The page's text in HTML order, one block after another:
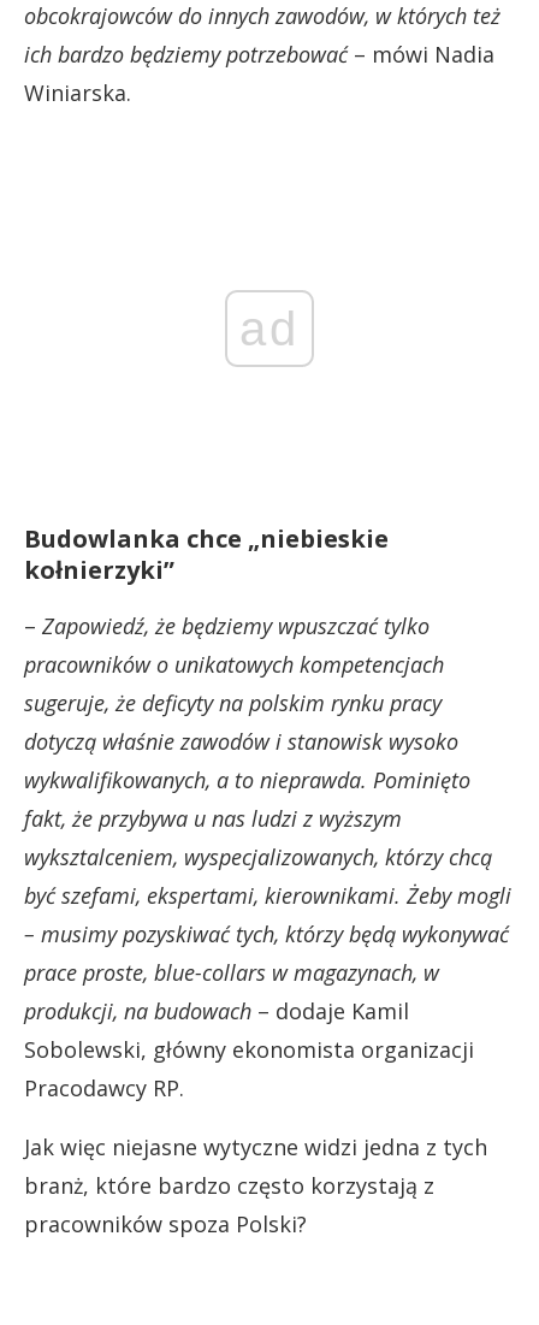
obcokrajowców do innych zawodów, w których też
ich bardzo będziemy potrzebować– mówi Nadia
Winiarska.
ad
Budowlanka chce „niebieskie
kołnierzyki”
– Zapowiedź, że będziemy wpuszczać tylko
pracowników o unikatowych kompetencjach
sugeruje, że deficyty na polskim rynku pracy
dotyczą właśnie zawodów i stanowisk wysoko
wykwalifikowanych, a to nieprawda. Pominięto
fakt, że przybywa u nas ludzi z wyższym
wyksztalceniem, wyspecjalizowanych, którzy chcą
być szefami, ekspertami, kierownikami. Żeby mogli
– musimy pozyskiwać tych, którzy będą wykonywać
prace proste, blue-collars w magazynach, w
produkcji, na budowach – dodaje Kamil
Sobolewski, główny ekonomista organizacji
Pracodawcy RP.
Jak więc niejasne wytyczne widzi jedna z tych
branż, które bardzo często korzystają z
pracowników spoza Polski?